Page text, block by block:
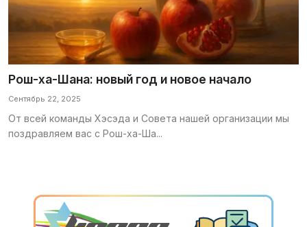
Рош-ха-Шана: новый год и новое начало
Сентябрь 22, 2025
От всей команды Хэсэда и Совета нашей организации мы
поздравляем вас с Рош-ха-Ша...